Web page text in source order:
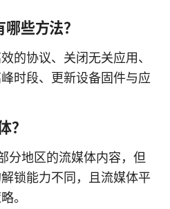
些方法？
的协议、关闭无关应用、
时段、更新设备固件与应
？
分地区的流媒体内容，但
锁能力不同，且流媒体平
。